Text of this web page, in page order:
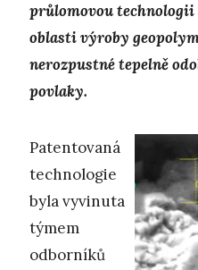
průlomovou
oblasti výroby
nerozpustné tepelně
povlaky.
Patentovaná
technologie
byla vyvinuta
týmem
odborníků